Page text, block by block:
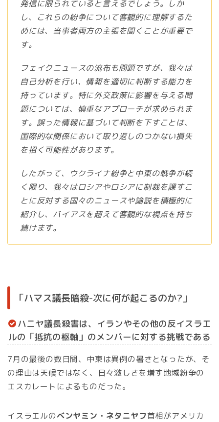
発信に限られていると言えるでしょう。しか
し、これらの紛争について客観的に理解するた
めには、当事者両方の主張を聞くことが重要で
す。
フェイクニュースの流布も問題ですが、我々は
自己分析を行い、情報を適切に判断する能力を
持っています。特に外交政策に影響を与える問
題については、慎重なアプローチが求められま
す。誤った情報に基づいて判断を下すことは、
国際的な関係において取り返しのつかない損失
を招く可能性があります。
したがって、ウクライナ紛争と中東の戦争が続
く限り、我々はロシアやロシアに制裁を課すこ
とに反対する国々のニュースや論説を積極的に
紹介し、バイアスを超えて客観的な視点を持ち
続けます。
「ハマス議長暗殺-次に何が起こるのか?」
ハニヤ議長殺害は、イランやその他の反イスラエ
ルの「抵抗の枢軸」のメンバーに対する挑戦である
7月の最後の数日間、中東は異例の暑さとなったが、そ
の理由は天候ではなく、日々激しさを増す地域紛争の
エスカレートによるものだった。
イスラエルのベンヤミン・ネタニヤフ首相がアメリカ